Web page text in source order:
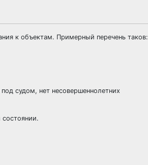
к объектам. Примерный перечень таков:
под судом, нет несовершеннолетних